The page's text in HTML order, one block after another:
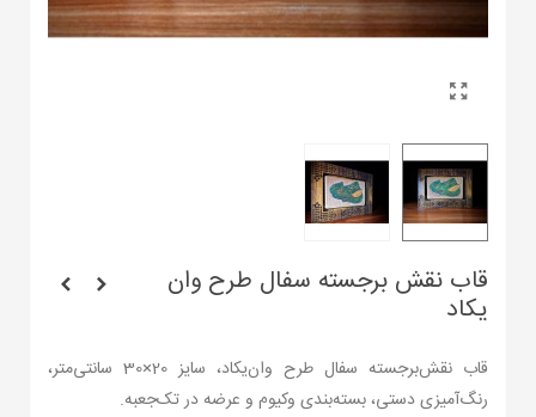
قاب نقش برجسته سفال طرح وان
یکاد
قاب نقش‌برجسته سفال طرح وان‌یکاد، سایز 20×30 سانتی‌متر،
رنگ‌آمیزی دستی، بسته‌بندی وکیوم و عرضه در تک‌جعبه.